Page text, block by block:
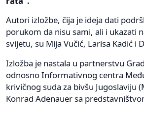
Autori izložbe, čija je ideja dati
porukom da nisu sami, ali i ukazati
svijetu, su Mija Vučić, Larisa Kadić i
Izložba je nastala u partnerstvu
odnosno Informativnog centra
krivičnog suda za bivšu Jugoslaviju
Konrad Adenauer sa